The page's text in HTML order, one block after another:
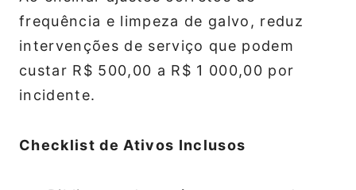
frequência e limpeza de galvo, reduz
intervenções de serviço que podem
custar R$ 500,00 a R$ 1 000,00 por
incidente.
Checklist de Ativos Inclusos